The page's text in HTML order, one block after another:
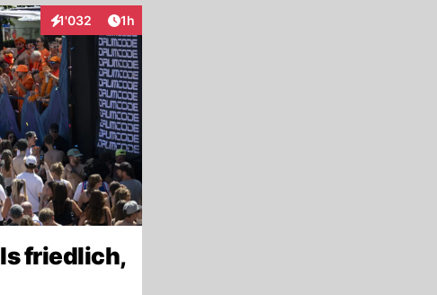
1'032
InteraktionenArtikel veröffentlicht:
1h
friedlich,